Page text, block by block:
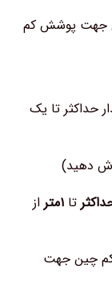
با عرض ۱/۶ متر به ۲ یا ۳ پنل جهت پوشش کم
حداکثر تا یک
تا ۱متر
از
کم چین جهت